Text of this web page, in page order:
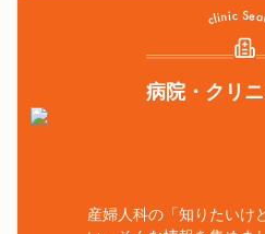
病院・クリ
産婦人科の「知りたいけ